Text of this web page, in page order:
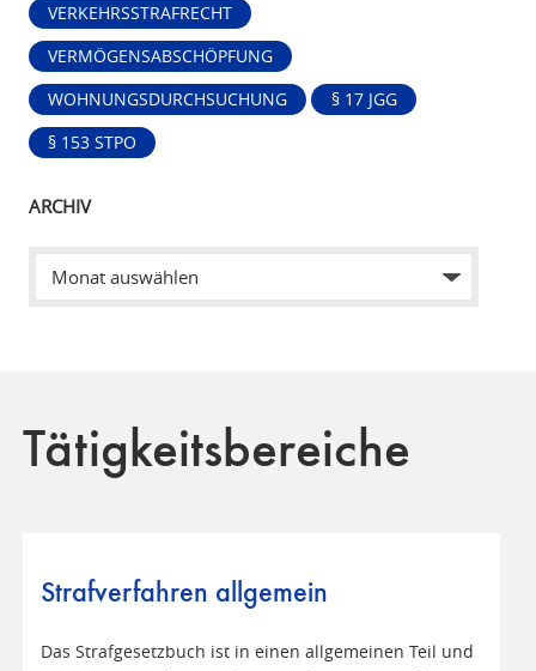
VERKEHRSSTRAFRECHT
VERMÖGENSABSCHÖPFUNG
WOHNUNGSDURCHSUCHUNG § 17 JGG
§ 153 STPO
ARCHIV
Tätigkeitsbereiche
Strafverfahren allgemein
Das Strafgesetzbuch ist in einen allgemeinen Teil und